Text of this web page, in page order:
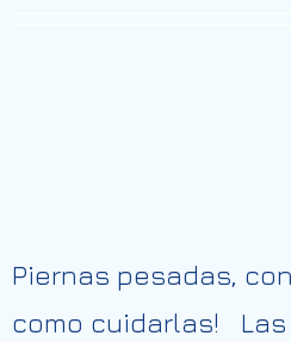
Piernas pesadas,
como cuidarlas!